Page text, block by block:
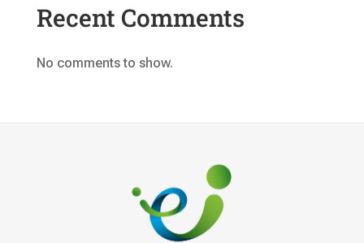
Recent Comments
No comments to show.